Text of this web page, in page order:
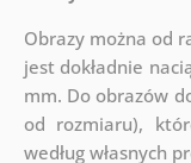
Obrazy można od
jest dokładnie
mm. Do obrazów
od rozmiaru),
według własnych